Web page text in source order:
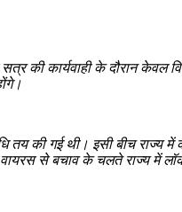
सत्र की कार्यवाही के दौरान केवल
तय की गई थी। इसी बीच राज्य
से बचाव के चलते राज्य में